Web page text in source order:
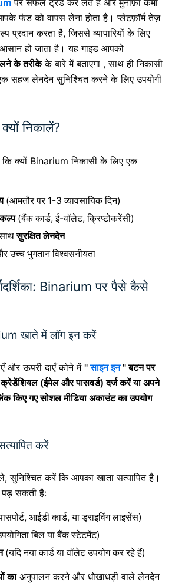
पर सफल ट्रेड कर लेते हैं और मुनाफ़ा कमा
फंड को वापस लेना होता है। प्लेटफ़ॉर्म तेज़
प्रदान करता है, जिससे व्यापारियों के लिए
हो जाता है। यह गाइड आपको
के तरीकेके बारे में बताएगा , साथ ही निकासी
सहज लेनदेन सुनिश्चित करने के लिए उपयोगी
निकालें?
क्यों Binarium निकासी के लिए एक
(आमतौर पर 1-3 व्यावसायिक दिन)
(बैंक कार्ड, ई-वॉलेट, क्रिप्टोकरेंसी)
सुरक्षित लेनदेन
उच्च भुगतान विश्वसनीयता
Binarium पर पैसे कैसे
खाते में लॉग इन करें
औरऊपरी दाएँ कोने में "साइन इन" बटन पर
(ईमेल और पासवर्ड) दर्ज करें या अपने
किए गए सोशल मीडिया अकाउंट का उपयोग
करें
सुनिश्चित करें कि आपका खाता सत्यापित है।
पड़ सकती है:
आईडी कार्ड, या ड्राइविंग लाइसेंस)
बिल या बैंक स्टेटमेंट)
(यदि नया कार्ड या वॉलेट उपयोग कर रहे हैं)
काअनुपालन करने और धोखाधड़ी वाले लेनदेन